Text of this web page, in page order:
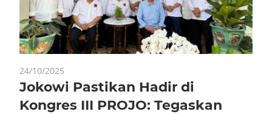
24/10/2025
Jokowi Pastikan Hadir di
Kongres III PROJO: Tegaskan